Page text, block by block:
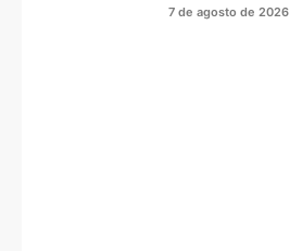
7 de agosto de 2026